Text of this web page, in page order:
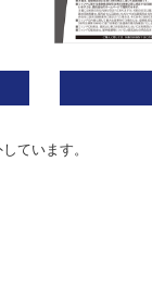
ています。